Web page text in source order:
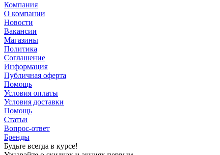
Компания
О компании
Новости
Вакансии
Магазины
Политика
Соглашение
Информация
Публичная оферта
Помощь
Условия оплаты
Условия доставки
Помощь
Статьи
Вопрос-ответ
Бренды
Будьте всегда в курсе!